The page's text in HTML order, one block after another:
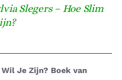
Slegers – Hoe Slim
Je Zijn? Boek van